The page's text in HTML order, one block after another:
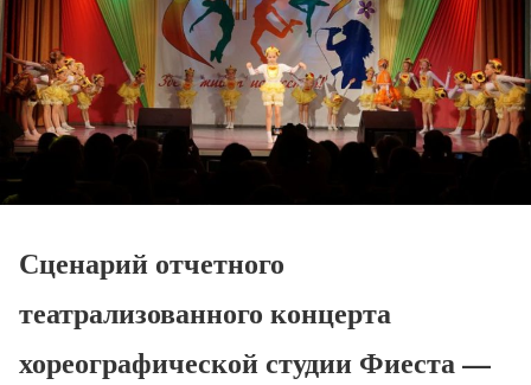
Сценарий отчетного
театрализованного концерта
хореографической студии Фиеста —